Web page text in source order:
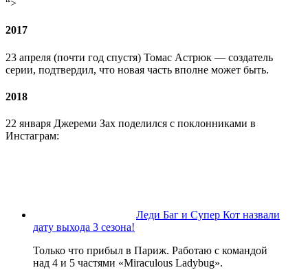
“>
2017
23 апреля (почти год спустя) Томас Астрюк — создатель
серии, подтвердил, что новая часть вполне может быть.
2018
22 января Джереми Зах поделился с поклонниками в
Инстаграм:
Леди Баг и Супер Кот назвали
дату выхода 3 сезона!
Только что прибыл в Париж. Работаю с командой
над 4 и 5 частями «Miraculous Ladybug».